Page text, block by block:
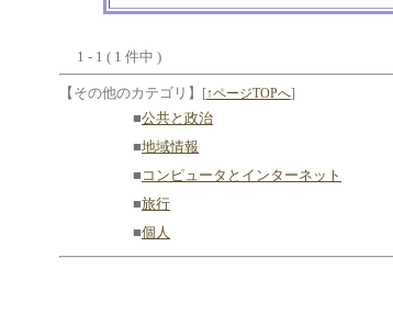
1 - 1 ( 1 件中 )
【その他のカテゴリ】 [↑ページTOPへ]
■公共と政治
■地域情報
■ コンピュータとインターネット
■旅行
■個人